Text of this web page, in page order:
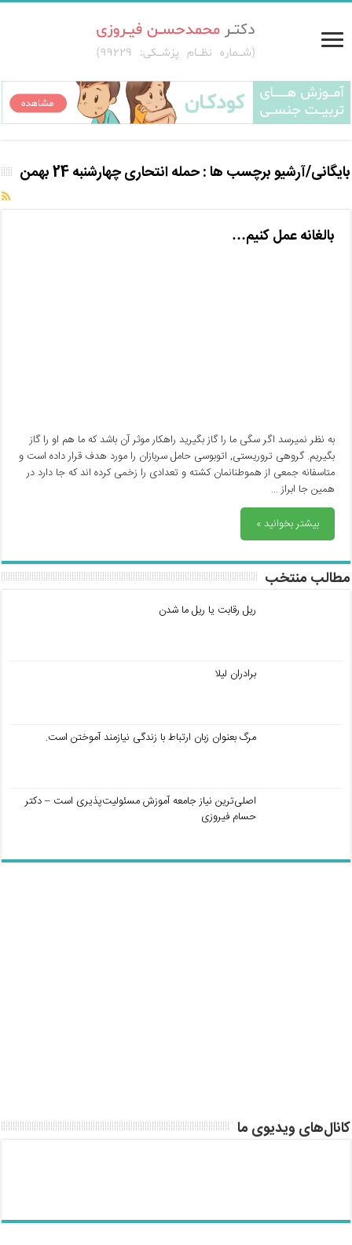
بایگانی/آرشیو برچسب ها :حمله انتحاری چهارشنبه 24 بهمن
بالغانه عمل کنیم…
به نظر نمیرسد اگر سگی ما را گاز بگیرید راهکار موثر آن باشد که ما هم او را گاز
بگیریم. گروهی تروریستی, اتوبوسی حامل سربازان را مورد هدف قرار داده است و
متاسفانه جمعی از هموطنانمان کشته و تعدادی را زخمی کرده اند که جا دارد در
همین جا ابراز …
بیشتر بخوانید »
مطالب منتخب
ریل رقابت یا ریل ما شدن
برادران لیلا
مرگ بعنوان زبان ارتباط با زندگی نیازمند آموختن است.
اصلی‌ترین نیاز جامعه آموزش مسئولیت‌پذیری است – دکتر
حسام فیروزی
کانال‌های ویدیوی ما